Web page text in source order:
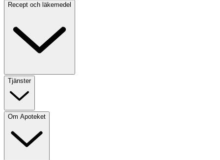
Recept och läkemedel
Tjänster
Om Apoteket